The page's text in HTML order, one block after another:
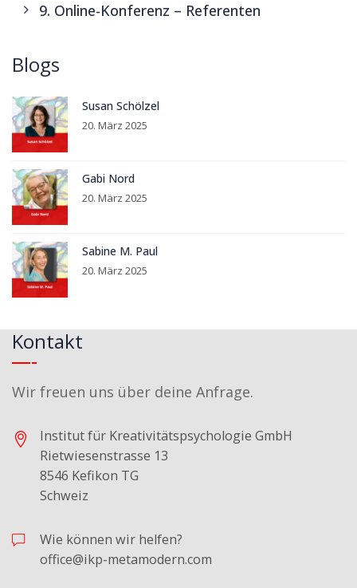
9. Online-Konferenz – Referenten
Blogs
Susan Schölzel
20. März 2025
Gabi Nord
20. März 2025
Sabine M. Paul
20. März 2025
Kontakt
Wir freuen uns über deine Anfrage.
Institut für Kreativitätspsychologie GmbH
Rietwiesenstrasse 13
8546 Kefikon TG
Schweiz
Wie können wir helfen?
office@ikp-metamodern.com